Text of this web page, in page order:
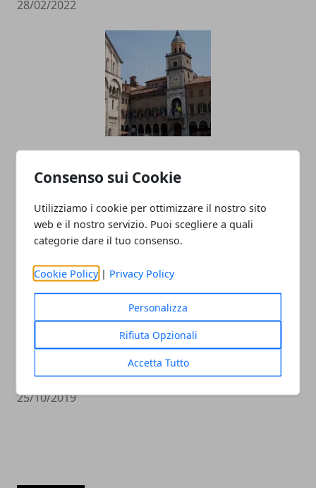
Consenso sui Cookie
Utilizziamo i cookie per ottimizzare il nostro sito
web e il nostro servizio. Puoi scegliere a quali
categorie dare il tuo consenso.
Cookie Policy | Privacy Policy
Personalizza
Rifiuta Opzionali
Accetta Tutto
28/02/2022
I migliori quartieri dove comprare casa
a Modena
26/05/2020
Pensioni: numeri catastrofici,
analizziamole insieme
25/10/2019